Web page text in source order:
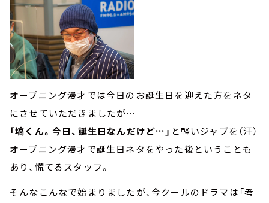
オープニング漫才では今日のお誕生日を迎えた方をネタ
にさせていただきましたが…
「塙くん。今日、誕生日なんだけど…」 と軽いジャブを（汗）
オープニング漫才で誕生日ネタをやった後ということも
あり、慌てるスタッフ。
そんなこんなで始まりましたが、今クールのドラマは「考